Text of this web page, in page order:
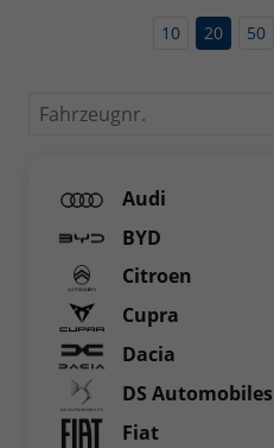
10 20 50
Fahrzeugnr.
Audi
BYD
Citroen
Cupra
Dacia
DS Automobiles
Fiat